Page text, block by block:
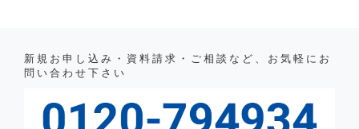
新規お申し込み・資料請求・ご相談など、お気軽にお
問い合わせ下さい